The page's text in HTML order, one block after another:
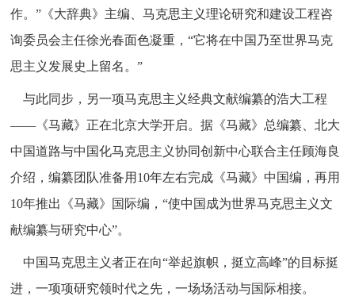
作。”《大辞典》主编、马克思主义理论研究和建设工程咨
询委员会主任徐光春面色凝重，“它将在中国乃至世界马克
思主义发展史上留名。”
与此同步，另一项马克思主义经典文献编纂的浩大工程
——《马藏》正在北京大学开启。据《马藏》总编纂、北大
中国道路与中国化马克思主义协同创新中心联合主任顾海良
介绍，编纂团队准备用10年左右完成《马藏》中国编，再用
10年推出《马藏》国际编，“使中国成为世界马克思主义文
献编纂与研究中心”。
中国马克思主义者正在向“举起旗帜，挺立高峰”的目标挺
进，一项项研究领时代之先，一场场活动与国际相接。